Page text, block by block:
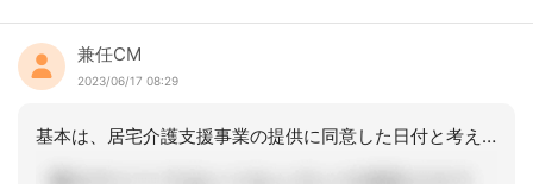
兼任CM
2023/06/17 08:29
基本は、居宅介護支援事業の提供に同意した日付と考えてよいでしょう。後は保険者が日